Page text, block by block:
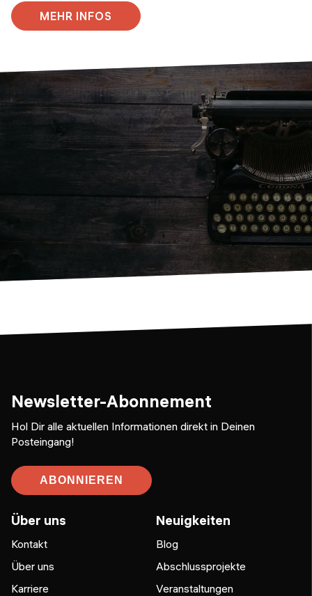
MEHR INFOS
Newsletter-Abonnement
Hol Dir alle aktuellen Informationen direkt in Deinen
Posteingang!
ABONNIEREN
Über uns
Kontakt
Über uns
Karriere
Neuigkeiten
Blog
Abschlussprojekte
Veranstaltungen